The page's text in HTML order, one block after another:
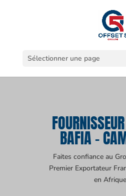
Sélectionner une page
BAFIA -
Faites confiance au
Premier Exportateur
en